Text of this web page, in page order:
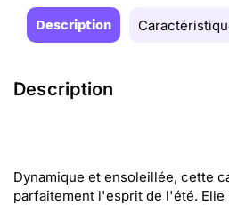
Description
Description
Dynamique et ensoleillée, cette
parfaitement l'esprit de l'été.